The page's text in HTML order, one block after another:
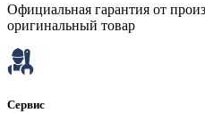
Официальная гарантия от
оригинальный товар
Сервис